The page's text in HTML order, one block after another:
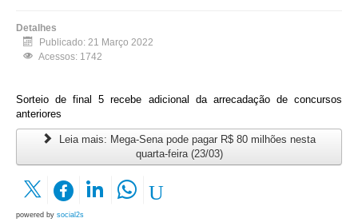
Detalhes
Publicado: 21 Março 2022
Acessos: 1742
Sorteio de final 5 recebe adicional da arrecadação de concursos
anteriores
Leia mais: Mega-Sena pode pagar R$ 80 milhões nesta
quarta-feira (23/03)
powered by social2s